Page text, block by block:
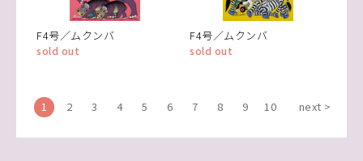
F4号／ムクンバ
sold out
F4号／ムクンバ
sold out
1 2 3 4 5 6 7 8 9 10 next >